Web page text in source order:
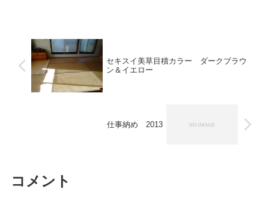
セキスイ美草目積カラー ダークブラウ
ン＆イエロー
仕事納め 2013
コメント